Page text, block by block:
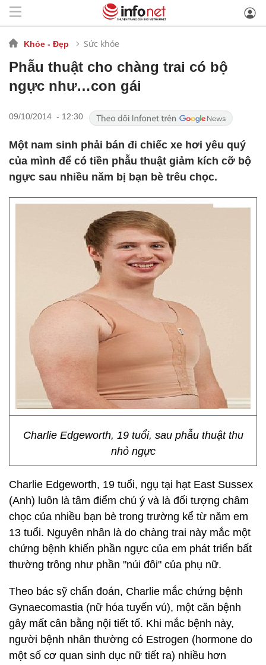
Khỏe - Đẹp Sức khỏe
Phẫu thuật cho chàng trai có bộ
ngực như…con gái
09/10/2014 - 12:30
Một nam sinh phải bán đi chiếc xe hơi yêu quý
của mình để có tiền phẫu thuật giảm kích cỡ bộ
ngực sau nhiều năm bị bạn bè trêu chọc.
Charlie Edgeworth, 19 tuổi, sau phẫu thuật thu
nhỏ ngực
Charlie Edgeworth, 19 tuổi, ngụ tại hạt East Sussex
(Anh) luôn là tâm điểm chú ý và là đối tượng châm
chọc của nhiều bạn bè trong trường kể từ năm em
13 tuổi. Nguyên nhân là do chàng trai này mắc một
chứng bệnh khiến phần ngực của em phát triển bất
thường trông như phần "núi đôi" của phụ nữ.
Theo bác sỹ chẩn đoán, Charlie mắc chứng bệnh
Gynaecomastia (nữ hóa tuyến vú), một căn bệnh
gây mất cân bằng nội tiết tố. Khi mắc bệnh này,
người bệnh nhân thường có Estrogen (hormone do
một số cơ quan sinh dục nữ tiết ra) nhiều hơn